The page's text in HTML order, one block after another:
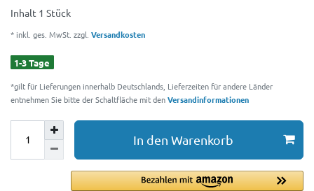
Inhalt 1 Stück
* inkl. ges. MwSt. zzgl. Versandkosten
1-3 Tage
*gilt für Lieferungen innerhalb Deutschlands, Lieferzeiten für andere Länder
entnehmen Sie bitte der Schaltfläche mit denVersandinformationen
In den Warenkorb